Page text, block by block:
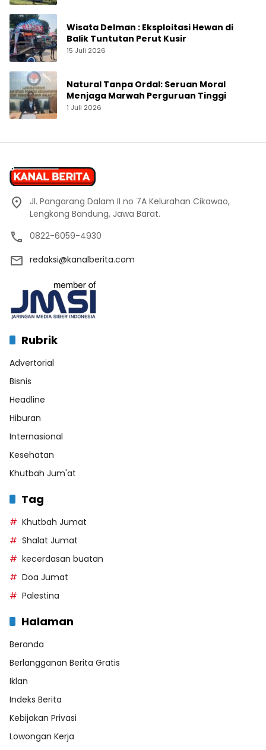
Wisata Delman : Eksploitasi Hewan di
Balik Tuntutan Perut Kusir
15 Juli 2026
Natural Tanpa Ordal: Seruan Moral
Menjaga Marwah Perguruan Tinggi
1 Juli 2026
Jl. Pangarang Dalam II no 7A Kelurahan Cikawao,
Lengkong Bandung, Jawa Barat.
0822-6059-4930
redaksi@kanalberita.com
Rubrik
Advertorial
Bisnis
Headline
Hiburan
Internasional
Kesehatan
Khutbah Jum'at
Tag
Khutbah Jumat
Shalat Jumat
kecerdasan buatan
Doa Jumat
Palestina
Halaman
Beranda
Berlangganan Berita Gratis
Iklan
Indeks Berita
Kebijakan Privasi
Lowongan Kerja